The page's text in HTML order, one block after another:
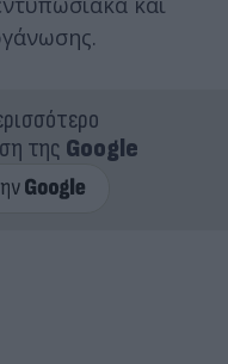
της Google